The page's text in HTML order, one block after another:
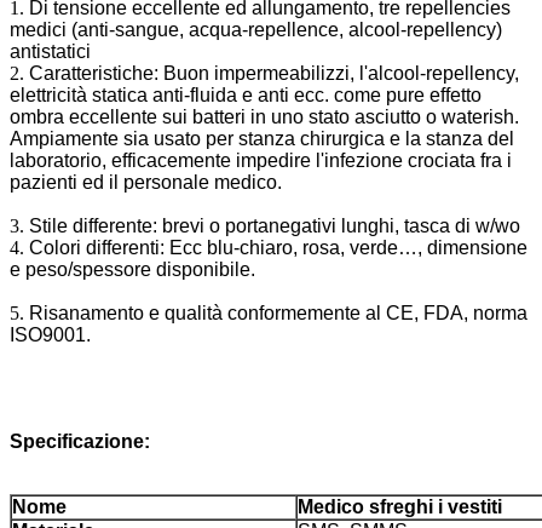
1. Di tensione eccellente ed allungamento, tre repellencies
medici (anti-sangue, acqua-repellence, alcool-repellency)
antistatici
2. Caratteristiche: Buon impermeabilizzi, l'alcool-repellency,
elettricità statica anti-fluida e anti ecc. come pure effetto
ombra eccellente sui batteri in uno stato asciutto o waterish.
Ampiamente sia usato per stanza chirurgica e la stanza del
laboratorio, efficacemente impedire l'infezione crociata fra i
pazienti ed il personale medico.
3. Stile differente: brevi o portanegativi lunghi, tasca di w/wo
4. Colori differenti: Ecc blu-chiaro, rosa, verde…, dimensione
e peso/spessore disponibile.
5. Risanamento e qualità conformemente al CE, FDA, norma
ISO9001.
Specificazione:
Nome
Medico sfreghi i vestiti